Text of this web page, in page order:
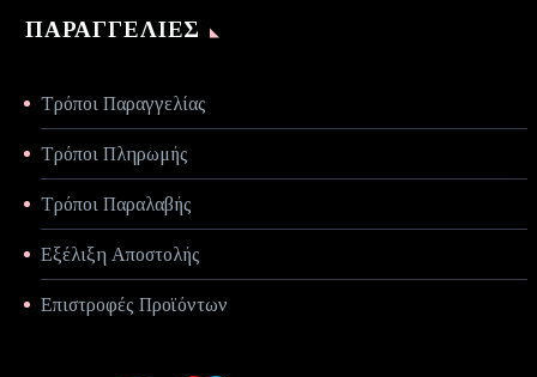
ΠΑΡΑΓΓΕΛΊΕΣ
Τρόποι Παραγγελίας
Τρόποι Πληρωμής
Τρόποι Παραλαβής
Εξέλιξη Αποστολής
Επιστροφές Προϊόντων